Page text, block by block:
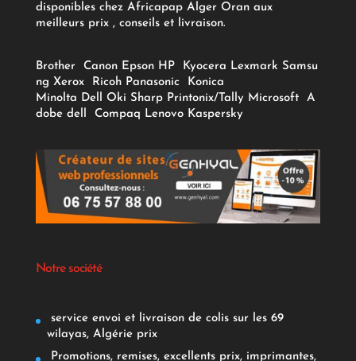
disponibles chez Africapap Alger Oran aux
meilleurs prix , conseils et livraison.
Brother Canon Epson HP Kyocera Lexmark Samsu
ng Xerox Ricoh Panasonic
Konica
Minolta Dell Oki Sharp Printonix/Tally Microsoft
A
dobe dell Compaq Lenovo Kaspersky
Notre société
service envoi et livraison de colis sur les 69
wilayas, Algérie prix
Promotions, remises, excellents prix, imprimantes,